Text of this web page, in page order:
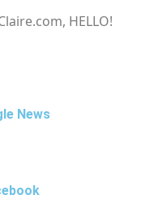
HELLO!
News